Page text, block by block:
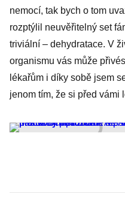
nemocí, tak bych o tom
rozptýlil neuvěřitelný set
triviální – dehydratace. V
organismu vás může
lékařům i díky sobě jsem
jenom tím, že si před vámi